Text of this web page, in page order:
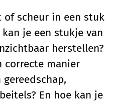
of scheur in een stuk
je een stukje van
herstellen?
correcte manier
En hoe kan je